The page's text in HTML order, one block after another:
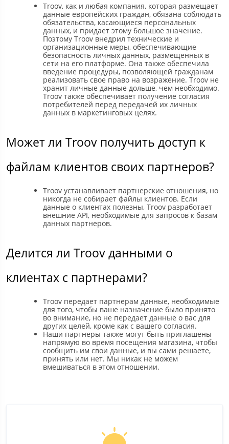
Troov, как и любая компания, которая размещает
данные европейских граждан, обязана соблюдать
обязательства, касающиеся персональных
данных, и придает этому большое значение.
Поэтому Troov внедрил технические и
организационные меры, обеспечивающие
безопасность личных данных, размещенных в
сети на его платформе. Она также обеспечила
введение процедуры, позволяющей гражданам
реализовать свое право на возражение. Troov не
хранит личные данные дольше, чем необходимо.
Troov также обеспечивает получение согласия
потребителей перед передачей их личных
данных в маркетинговых целях.
Может ли Troov получить доступ к
файлам клиентов своих партнеров?
Troov устанавливает партнерские отношения, но
никогда не собирает файлы клиентов. Если
данные о клиентах полезны, Troov разработает
внешние API, необходимые для запросов к базам
данных партнеров.
Делится ли Troov данными о
клиентах с партнерами?
Troov передает партнерам данные, необходимые
для того, чтобы ваше назначение было принято
во внимание, но не передает данные о вас для
других целей, кроме как с вашего согласия.
Наши партнеры также могут быть приглашены
напрямую во время посещения магазина, чтобы
сообщить им свои данные, и вы сами решаете,
принять или нет. Мы никак не можем
вмешиваться в этом отношении.